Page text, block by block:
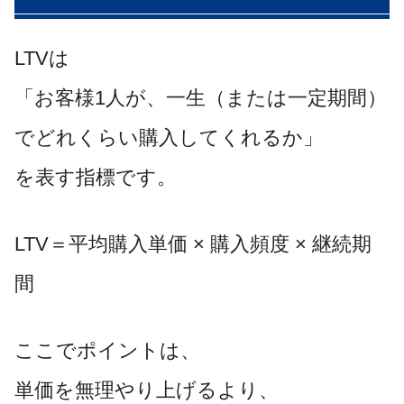
LTVは
「お客様1人が、一生（または一定期間）
でどれくらい購入してくれるか」
を表す指標です。
LTV＝平均購入単価 × 購入頻度 × 継続期
間
ここでポイントは、
単価を無理やり上げるより、